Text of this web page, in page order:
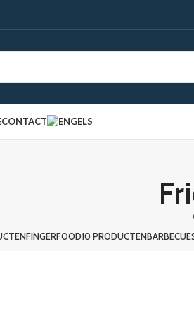
CONTACT
FINGERFOOD10 PRODUCTEN